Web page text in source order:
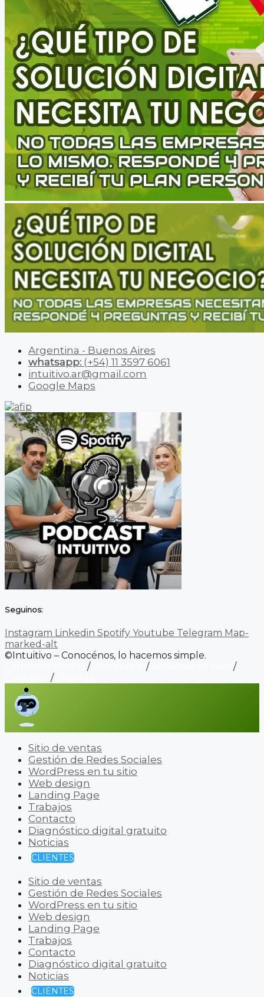
Argentina - Buenos Aires
whatsapp: (+54) 11 3597 6061
intuitivo.ar@gmail.com
Google Maps
Seguinos:
Instagram Linkedin Spotify Youtube Telegram Map-
marked-alt
©Intuitivo – Conocénos, lo hacemos simple.
/ /
/
/
Sitio de ventas
Gestión de Redes Sociales
WordPress en tu sitio
Web design
Landing Page
Trabajos
Contacto
Diagnóstico digital gratuito
Noticias
CLIENTES
Sitio de ventas
Gestión de Redes Sociales
WordPress en tu sitio
Web design
Landing Page
Trabajos
Contacto
Diagnóstico digital gratuito
Noticias
CLIENTES